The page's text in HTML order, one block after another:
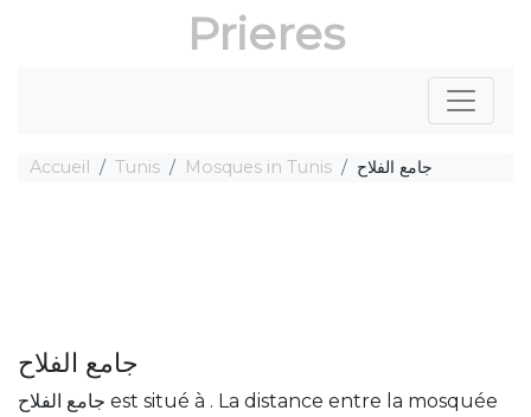
Prieres
Accueil Tunis Mosques in Tunis جامع الفلاح
جامع الفلاح
جامع الفلاح est situé à . La distance entre la mosquée